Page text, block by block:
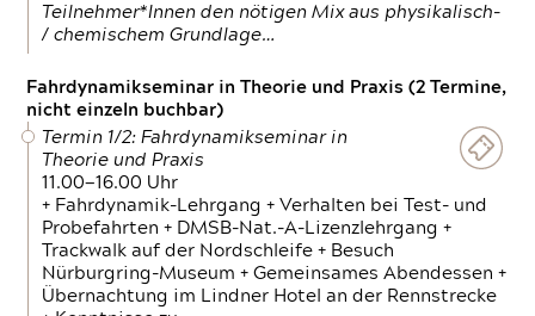
Teilnehmer*Innen den nötigen Mix aus physikalisch-
/ chemischem Grundlage…
Fahrdynamikseminar in Theorie und Praxis (2 Termine,
nicht einzeln buchbar)
Termin 1/2: Fahrdynamikseminar in
Theorie und Praxis
11.00—16.00 Uhr
+ Fahrdynamik-Lehrgang + Verhalten bei Test- und
Probefahrten + DMSB-Nat.-A-Lizenzlehrgang +
Trackwalk auf der Nordschleife + Besuch
Nürburgring-Museum + Gemeinsames Abendessen +
Übernachtung im Lindner Hotel an der Rennstrecke